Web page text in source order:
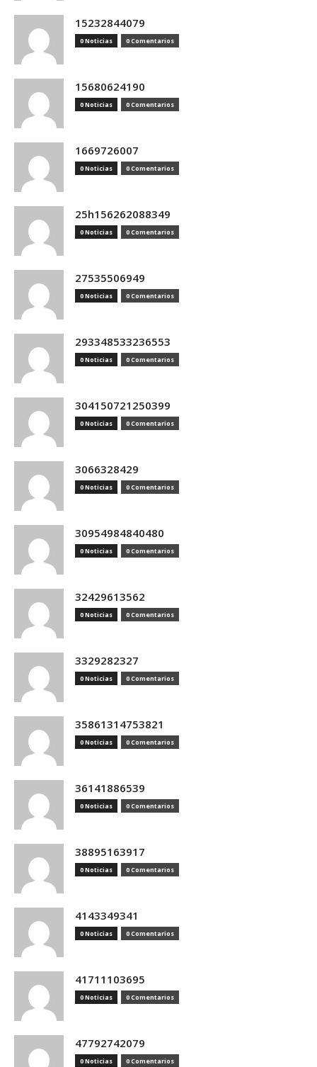
15232844079
0 Noticias 0 Comentarios
15680624190
0 Noticias 0 Comentarios
1669726007
0 Noticias 0 Comentarios
25h156262088349
0 Noticias 0 Comentarios
27535506949
0 Noticias 0 Comentarios
293348533236553
0 Noticias 0 Comentarios
304150721250399
0 Noticias 0 Comentarios
3066328429
0 Noticias 0 Comentarios
30954984840480
0 Noticias 0 Comentarios
32429613562
0 Noticias 0 Comentarios
3329282327
0 Noticias 0 Comentarios
35861314753821
0 Noticias 0 Comentarios
36141886539
0 Noticias 0 Comentarios
38895163917
0 Noticias 0 Comentarios
4143349341
0 Noticias 0 Comentarios
41711103695
0 Noticias 0 Comentarios
47792742079
0 Noticias 0 Comentarios